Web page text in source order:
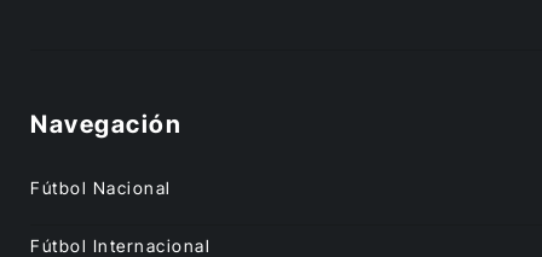
Navegación
Fútbol Nacional
Fútbol Internacional